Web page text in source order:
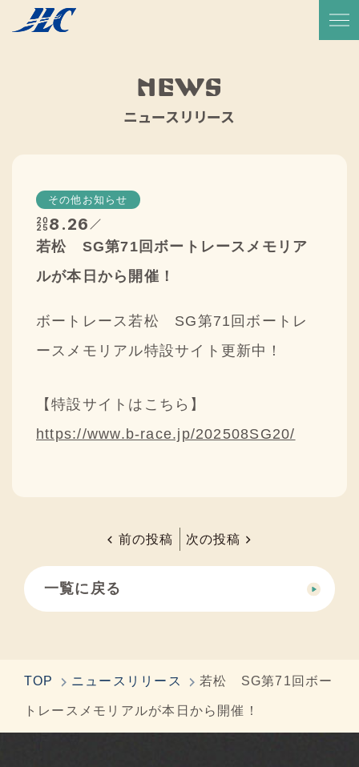
サービス紹介
代表メッセージ
会社概要
会社沿革
CSR活動
ニュースリリース
NEWS
ニュースリリース
その他お知らせ
20
25 8.26
若松 SG第71回ボートレースメモリア
ルが本日から開催！
ボートレース若松 SG第71回ボートレ
ースメモリアル特設サイト更新中！
【特設サイトはこちら】
https://www.b-race.jp/202508SG20/
前の投稿 次の投稿
一覧に戻る
TOP ニュースリリース 若松 SG第71回ボー
トレースメモリアルが本日から開催！